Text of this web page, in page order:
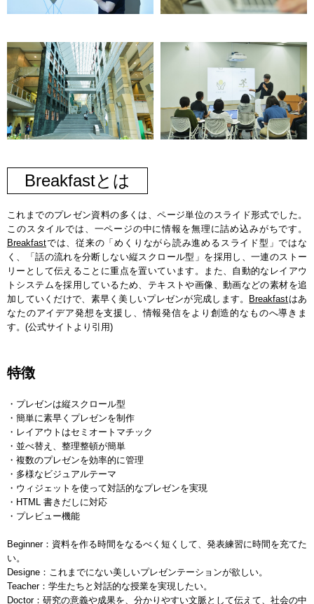
Breakfastとは
これまでのプレゼン資料の多くは、ページ単位のスライド形式でした。
このスタイルでは、一ページの中に情報を無理に詰め込みがちです。
Breakfastでは、従来の「めくりながら読み進めるスライド型」ではな
く、「話の流れを分断しない縦スクロール型」を採用し、一連のストー
リーとして伝えることに重点を置いています。また、自動的なレイアウ
トシステムを採用しているため、テキストや画像、動画などの素材を追
加していくだけで、素早く美しいプレゼンが完成します。
Breakfastはあ
なたのアイデア発想を支援し、情報発信をより創造的なものへ導きま
す。(公式サイトより引用)
特徴
・プレゼンは縦スクロール型
・簡単に素早くプレゼンを制作
・レイアウトはセミオートマチック
・並べ替え、整理整頓が簡単
・複数のプレゼンを効率的に管理
・多様なビジュアルテーマ
・ウィジェットを使って対話的なプレゼンを実現
・HTML 書きだしに対応
・プレビュー機能
Beginner：資料を作る時間をなるべく短くして、発表練習に時間を充てた
い。
Designe：これまでにない美しいプレゼンテーションが欲しい。
Teacher：学生たちと対話的な授業を実現したい。
Doctor：研究の意義や成果を、分かりやすい文脈として伝えて、社会の中